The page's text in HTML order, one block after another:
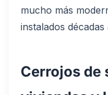
mucho más
instalados décadas
Cerrojos de